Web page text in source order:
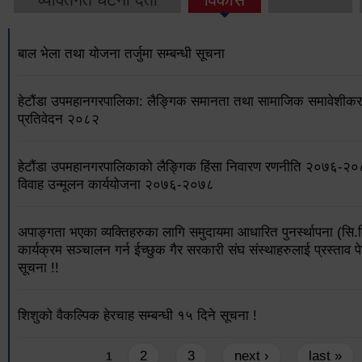
बाल भेला तथा योजना तर्जुमा सम्बन्धी सूचना
हेटौंडा उपमहानगरपालिका: लैङ्गिक समानता तथा सामाजिक
प्रतिवेदन २०८२
हेटौंडा उपमहानगरपालिकाको लैङ्गिक हिंसा निवारण रणनीति २०७६-
विवाह उन्मूलन कार्ययोजना २०७६-२०७८
अपाङ्गता भएका व्यक्तिहरुका लागि समुदायमा आधारित पुनर्स्थापना
कार्यक्रम सञ्चालन गर्न ईच्छुक गैर सरकारी संघ संस्थाहरुलाई प्रस्ताव
सूचना !!
शिशुको वैकल्पिक हेरचाह सम्बन्धी १५ दिने सूचना !
1 2 3 next › last »